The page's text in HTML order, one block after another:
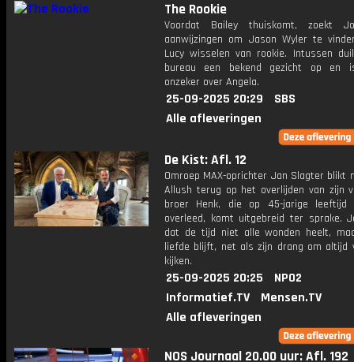
The Rookie
Voordat Bailey thuiskomt, zoekt
aanwijzingen om Jason Wyler te
Lucy wisselen van rookie. Intussen
bureau een bekend gezicht op en
onzeker over Angela.
25-09-2025 20:29
SBS
Alle afleveringen
De Kist: Afl. 12
Omroep MAX-oprichter Jan Slagter blikt
Allush terug op het overlijden van zijn
broer Henk, die op 45-jarige leeftijd
overleed, komt uitgebreid ter sprake.
dat de tijd niet alle wonden heelt,
liefde blijft, net als zijn drang om altijd
kijken.
25-09-2025 20:25
NPO2
Informatief.TV
Mensen.TV
Alle afleveringen
NOS Journaal 20.00 uur: Afl. 192